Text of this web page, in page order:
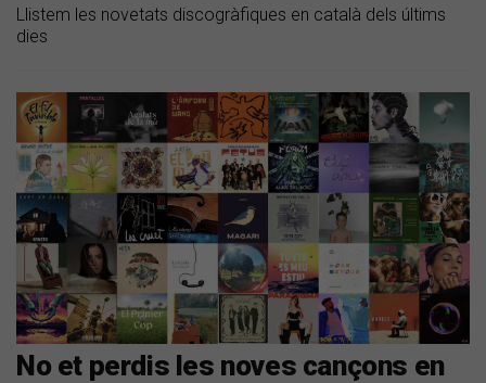
Llistem les novetats discogràfiques en català dels últims
dies
No et perdis les noves cançons en